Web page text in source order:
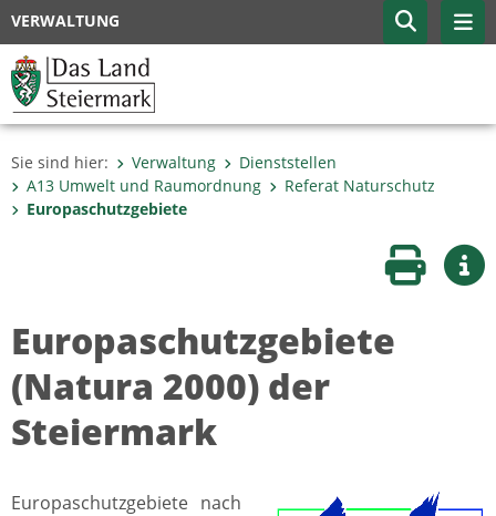
VERWALTUNG
Sie sind hier: Verwaltung
Dienststellen
A13 Umwelt und Raumordnung
Referat Naturschutz
Europaschutzgebiete
Seite
Europaschutzgebiete
(Natura 2000) der
Steiermark
Europaschutzgebiete nach